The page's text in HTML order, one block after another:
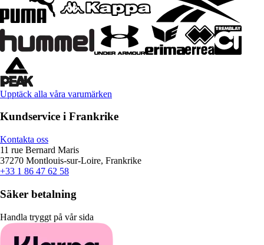
Upptäck alla våra varumärken
Kundservice i Frankrike
Kontakta oss
11 rue Bernard Maris
37270 Montlouis-sur-Loire, Frankrike
+33 1 86 47 62 58
Säker betalning
Handla tryggt på vår sida